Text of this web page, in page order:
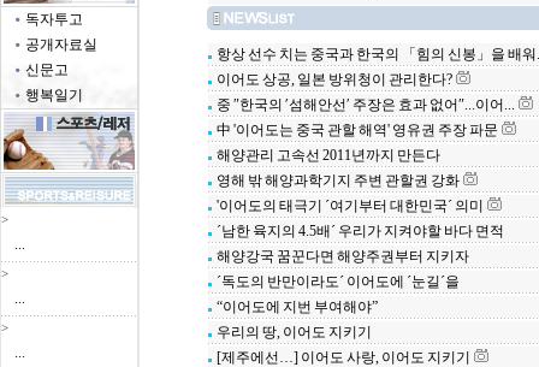
독자투고
공개자료실
신문고
행복일기
>
...
>
...
>
...
항상 선수 치는 중국과 한국의 「힘의 신봉」을 배워
이어도 상공, 일본 방위청이 관리한다?
중 ″한국의 ′섬해안선′ 주장은 효과 없어″...이어...
中 '이어도는 중국 관할 해역' 영유권 주장 파문
해양관리 고속선 2011년까지 만든다
영해 밖 해양과학기지 주변 관할권 강화
'이어도의 태극기 ´여기부터 대한민국´ 의미
´남한 육지의 4.5배´ 우리가 지켜야할 바다 면적
해양강국 꿈꾼다면 해양주권부터 지키자
´독도의 반만이라도´ 이어도에 ´눈길´을
“이어도에 지번 부여해야”
우리의 땅, 이어도 지키기
[제주에선…] 이어도 사랑, 이어도 지키기